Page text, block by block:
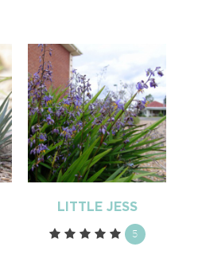
LITTLE JESS
5